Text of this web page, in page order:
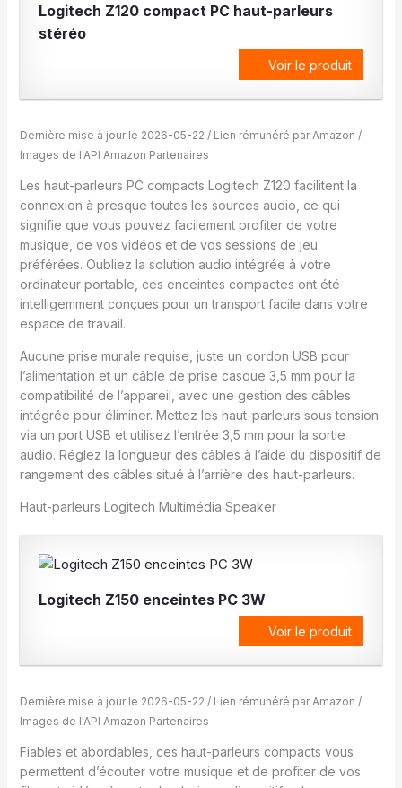
Logitech Z120 compact PC haut-parleurs
stéréo
Voir le produit
Dernière mise à jour le 2026-05-22 / Lien rémunéré par Amazon /
Images de l'API Amazon Partenaires
Les haut-parleurs PC compacts Logitech Z120 facilitent la
connexion à presque toutes les sources audio, ce qui
signifie que vous pouvez facilement profiter de votre
musique, de vos vidéos et de vos sessions de jeu
préférées. Oubliez la solution audio intégrée à votre
ordinateur portable, ces enceintes compactes ont été
intelligemment conçues pour un transport facile dans votre
espace de travail.
Aucune prise murale requise, juste un cordon USB pour
l’alimentation et un câble de prise casque 3,5 mm pour la
compatibilité de l’appareil, avec une gestion des câbles
intégrée pour éliminer. Mettez les haut-parleurs sous tension
via un port USB et utilisez l’entrée 3,5 mm pour la sortie
audio. Réglez la longueur des câbles à l’aide du dispositif de
rangement des câbles situé à l’arrière des haut-parleurs.
Haut-parleurs Logitech Multimédia Speaker
Logitech Z150 enceintes PC 3W
Voir le produit
Dernière mise à jour le 2026-05-22 / Lien rémunéré par Amazon /
Images de l'API Amazon Partenaires
Fiables et abordables, ces haut-parleurs compacts vous
permettent d’écouter votre musique et de profiter de vos